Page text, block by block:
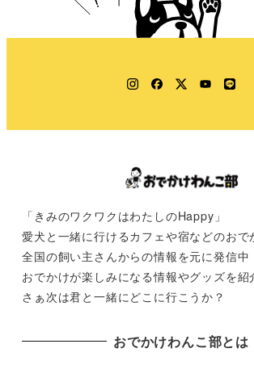
Instagram
Facebook
Twitter
「きみのワクワクはわたしのHappy」
愛犬と一緒に行けるカフェや宿などのおで
全国の飼い主さんからの情報を元に発信中
おでかけが楽しみになる情報やグッズを紹
さぁ次は君と一緒にどこに行こうか？
おでかけわんこ部とは